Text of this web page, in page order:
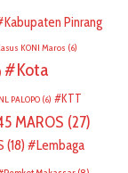
Kabupaten Pinrang
KONI Maros (6)
Kota
PALOPO (6)
KTT
MAROS (27)
(18)
Lembaga